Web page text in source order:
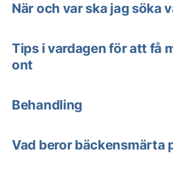
När och var ska jag söka
Tips i vardagen för att få
ont
Behandling
Vad beror bäckensmärta